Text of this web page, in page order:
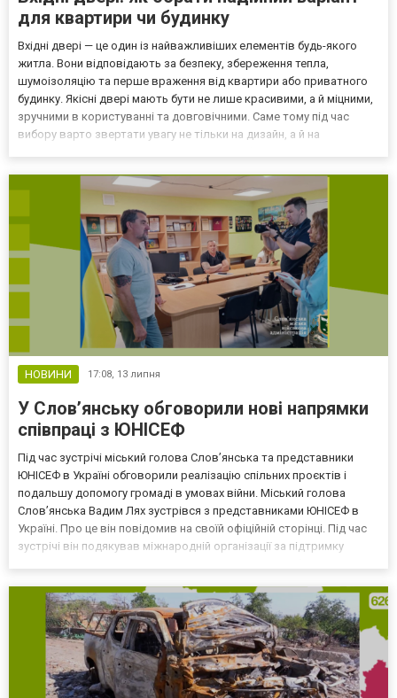
для квартири чи будинку
Вхідні двері — це один із найважливіших елементів будь-якого
житла. Вони відповідають за безпеку, збереження тепла,
шумоізоляцію та перше враження від квартири або приватного
будинку. Якісні двері мають бути не лише красивими, а й міцними,
зручними в користуванні та довговічними. Саме тому під час
вибору варто звертати увагу не тільки на дизайн, а й на
НОВИНИ 17:08, 13 липня
У Слов’янську обговорили нові напрямки
співпраці з ЮНІСЕФ
Під час зустрічі міський голова Слов’янська та представники
ЮНІСЕФ в Україні обговорили реалізацію спільних проєктів і
подальшу допомогу громаді в умовах війни. Міський голова
Слов’янська Вадим Лях зустрівся з представниками ЮНІСЕФ в
Україні. Про це він повідомив на своїй офіційній сторінці. Під час
зустрічі він подякував міжнародній організації за підтримку